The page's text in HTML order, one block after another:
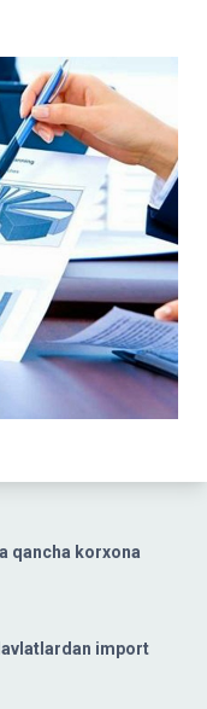
qancha korxona
import